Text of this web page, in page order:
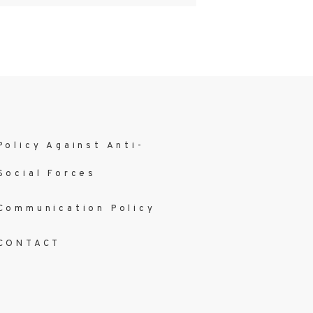
Against Anti-
Forces
Policy